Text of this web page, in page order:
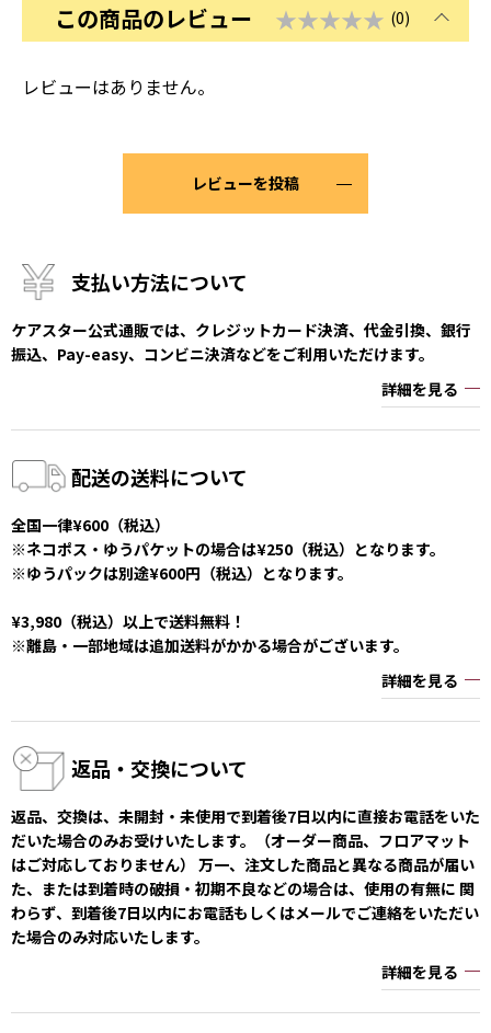
この商品のレビュー ★★★★★ (0)
レビューはありません。
レビューを投稿
支払い方法について
ケアスター公式通販では、クレジットカード決済、代金引換、銀行
振込、Pay-easy、コンビニ決済などをご利用いただけます。
詳細を見る
配送の送料について
全国一律¥600（税込）
※ネコポス・ゆうパケットの場合は¥250（税込）となります。
※ゆうパックは別途¥600円（税込）となります。
¥3,980（税込）以上で送料無料！
※離島・一部地域は追加送料がかかる場合がございます。
詳細を見る
返品・交換について
返品、交換は、未開封・未使用で到着後7日以内に直接お電話をいた
だいた場合のみお受けいたします。（オーダー商品、フロアマット
はご対応しておりません） 万一、注文した商品と異なる商品が届い
た、または到着時の破損・初期不良などの場合は、使用の有無に 関
わらず、到着後7日以内にお電話もしくはメールでご連絡をいただい
た場合のみ対応いたします。
詳細を見る